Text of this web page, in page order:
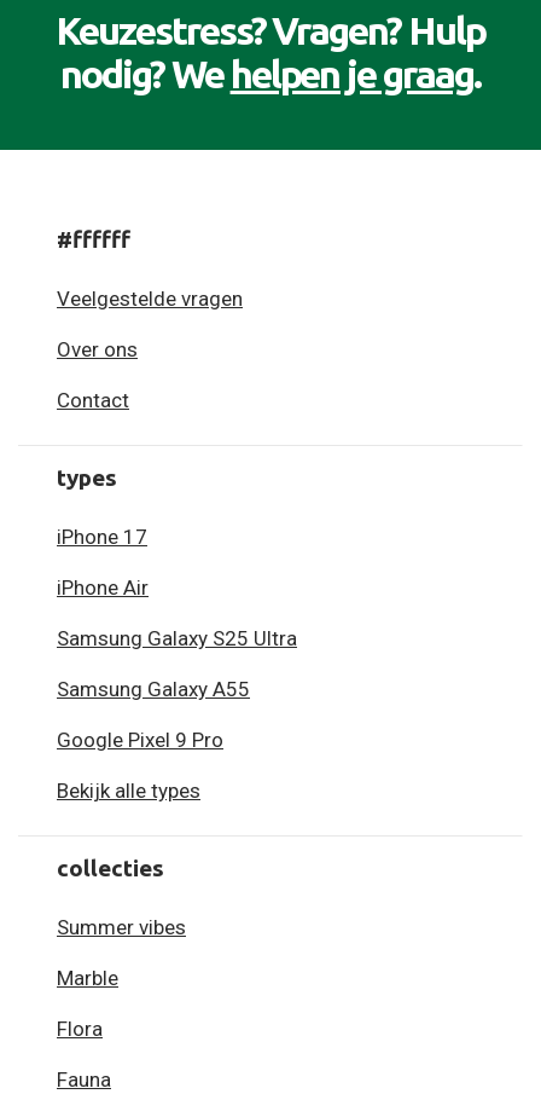
Keuzestress? Vragen? Hulp
nodig? Wehelpen je graag.
#ffffff
Veelgestelde vragen
Over ons
Contact
types
iPhone 17
iPhone Air
Samsung Galaxy S25 Ultra
Samsung Galaxy A55
Google Pixel 9 Pro
Bekijk alle types
collecties
Summer vibes
Marble
Flora
Fauna